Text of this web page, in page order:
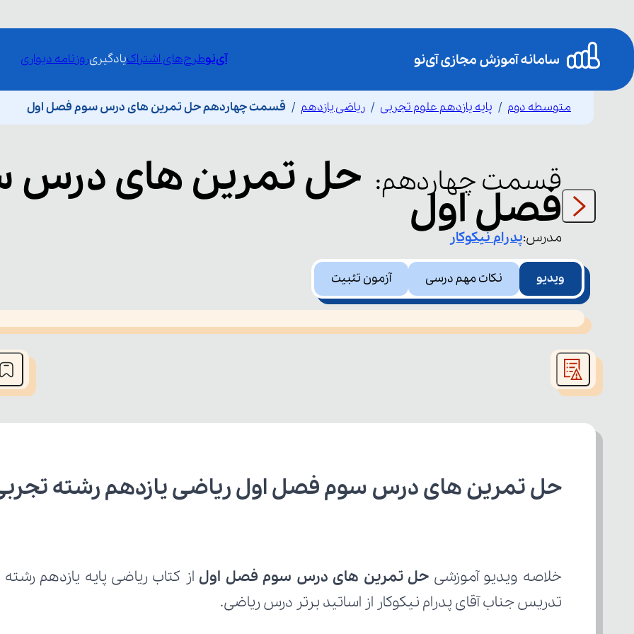
آی‌نوطرح‌های اشتراکیادگیریروزنامه دیواری
متوسطه دوم پایه یازدهم علوم تجربی ریاضی یازدهم قسمت چهاردهم حل تمرین های درس سوم فصل اول
قسمتچهاردهم: حل تمرین های درس
فصل اول
مدرس:پدرامنیکوکار
ویدیو نکات مهم درسی آزمون تثبیت
This
is
window.
حل تمرین های درس سوم فصل اول ریاضی یازدهم رشته
خلاصه ویدیو آموزشی حل تمرین های درس سوم فصل اول
تدریس جناب آقای پدرام نیکوکار از اساتید برتر درس ریاضی.